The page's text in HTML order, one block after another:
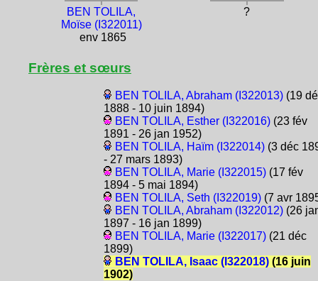
BEN TOLILA,
Moïse (I322011)
env 1865
?
Frères et sœurs
BEN TOLILA, Abraham (I322013)(19
1888 - 10 juin 1894)
BEN TOLILA, Esther (I322016)(23 fév
1891 - 26 jan 1952)
BEN TOLILA, Haïm (I322014)(3 déc
- 27 mars 1893)
BEN TOLILA, Marie (I322015)(17 fév
1894 - 5 mai 1894)
BEN TOLILA, Seth (I322019)(7 avr
BEN TOLILA, Abraham (I322012)(26
1897 - 16 jan 1899)
BEN TOLILA, Marie (I322017)(21 déc
1899)
BEN TOLILA, Isaac (I322018)(16 juin
1902)